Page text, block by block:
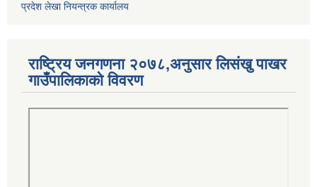
प्रदेश लेखा नियन्त्रक कार्यालय
राष्ट्रिय जनगणना २०७८,अनुसार लिसंखु पाखर
गाउँपालिकाको विवरण